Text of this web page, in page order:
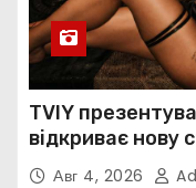
TVIY
відкриває нову
попуАвг 4, 2026